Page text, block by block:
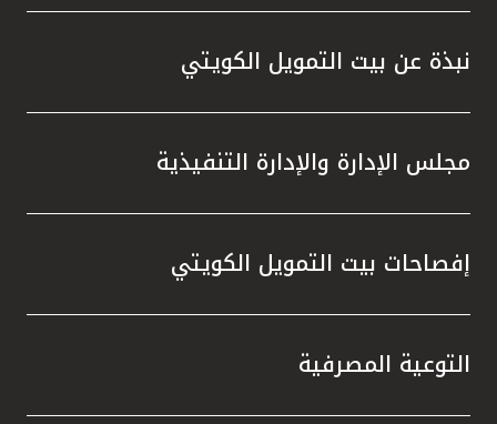
نبذة عن بيت التمويل الكويتي
مجلس الإدارة والإدارة التنفيذية
إفصاحات بيت التمويل الكويتي
التوعية المصرفية